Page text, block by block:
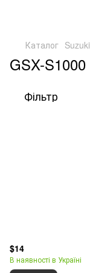
Каталог Suzuki
GSX-S1000
Фільтр
$14
В наявності в Україні